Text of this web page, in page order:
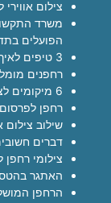
צילום
הפועלים
3 טיפים לאיך להפיק את השוט צילום אווירי המדהים ביותר
רחפנים
6 מיקומים לצילומי רחפן בנתניה
רחפן
שילוב
דברים
צילומי רחפן
האתגר
הרחפן